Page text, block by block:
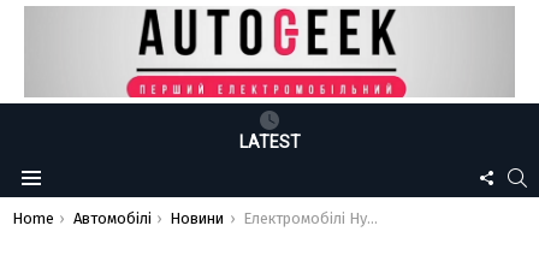
LATEST
Menu
US
You are here:
Home Автомобілі Новини Електромобілі Hyundai Ioniq 5 та Kia EV6 стали обʼєктами нового розслідування в США: в чому причина